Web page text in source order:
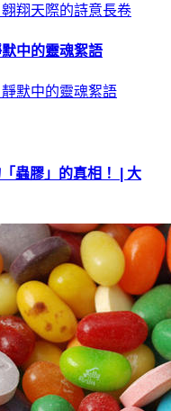
中的靈魂絮語
蟲膠」的真相！ | 大